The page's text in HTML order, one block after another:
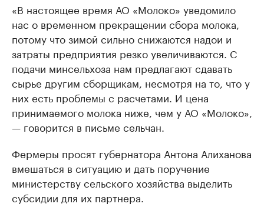
«В настоящее время АО «Молоко» уведомило
нас о временном прекращении сбора молока,
потому что зимой сильно снижаются надои и
затраты предприятия резко увеличиваются. С
подачи минсельхоза нам предлагают сдавать
сырье другим сборщикам, несмотря на то, что у
них есть проблемы с расчетами. И цена
принимаемого молока ниже, чем у АО «Молоко»,
— говорится в письме сельчан.
Фермеры просят губернатора Антона Алиханова
вмешаться в ситуацию и дать поручение
министерству сельского хозяйства выделить
субсидии для их партнера.